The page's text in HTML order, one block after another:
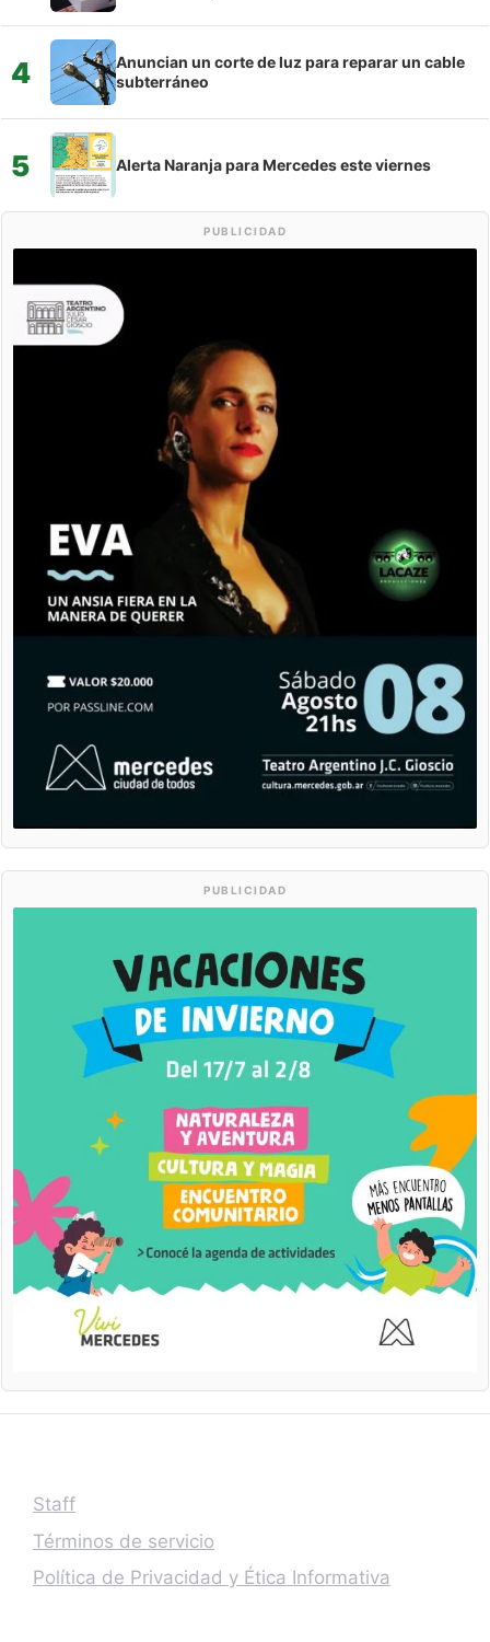
4
Anuncian un corte de luz para reparar un cable
subterráneo
5 Alerta Naranja para Mercedes este viernes
PUBLICIDAD
PUBLICIDAD
Staff
Términos de servicio
Política de Privacidad y Ética Informativa